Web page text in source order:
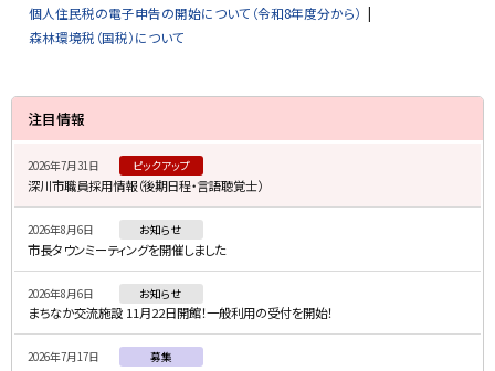
個人住民税の電子申告の開始について（令和8年度分から）
森林環境税（国税）について
サ
イ
・
メ
ニ
ュ
ー
注目情報
2026年7月31日 ピックアップ
深川市職員採用情報（後期日程・言語聴覚士）
2026年8月6日 お知らせ
市長タウンミーティングを開催しました
2026年8月6日 お知らせ
まちなか交流施設 11月22日開館！一般利用の受付を開始！
2026年7月17日 募集